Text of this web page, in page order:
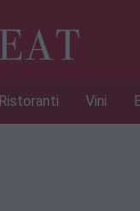
Ristoranti Vini